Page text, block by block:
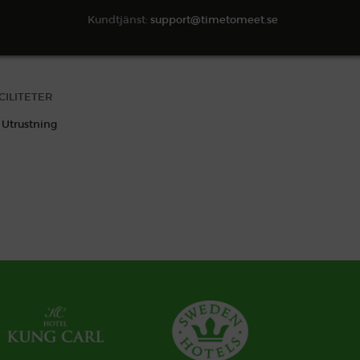
Kundtjänst: support@timetomeet.se
SÖK TILLGÄNGLIGHET
Utrustning